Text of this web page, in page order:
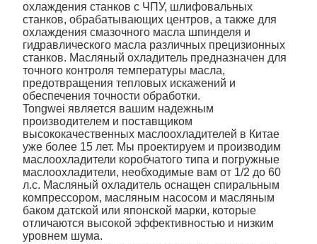
охлаждения станков с ЧПУ, шлифовальных
станков, обрабатывающих центров, а также для
охлаждения смазочного масла шпинделя и
гидравлического масла различных прецизионных
станков. Масляный охладитель предназначен для
точного контроля температуры масла,
предотвращения тепловых искажений и
обеспечения точности обработки.
Tongwei является вашим надежным
производителем и поставщиком
высококачественных маслоохладителей в Китае
уже более 15 лет. Мы проектируем и производим
маслоохладители коробчатого типа и погружные
маслоохладители, необходимые вам от 1/2 до 60
л.с. Масляный охладитель оснащен спиральным
компрессором, масляным насосом и масляным
баком датской или японской марки, которые
отличаются высокой эффективностью и низким
уровнем шума.